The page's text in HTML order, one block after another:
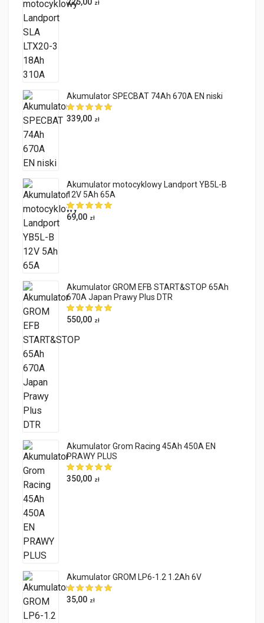
225,00 zł
Akumulator SPECBAT 74Ah 670A EN niski
339,00 zł
Akumulator motocyklowy Landport YB5L-B
12V 5Ah 65A
69,00 zł
Akumulator GROM EFB START&STOP 65Ah
670A Japan Prawy Plus DTR
550,00 zł
Akumulator Grom Racing 45Ah 450A EN
PRAWY PLUS
350,00 zł
Akumulator GROM LP6-1.2 1.2Ah 6V
35,00 zł